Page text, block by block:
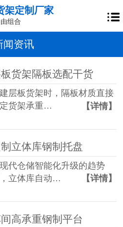
架定制厂家
组合
闻资讯
货架隔板选配干货
层板货架时，隔板材质直接
货架承重…
【详情】
立体库钢制托盘
代仓储智能化升级的趋势
立体库自动…
【详情】
高承重钢制平台